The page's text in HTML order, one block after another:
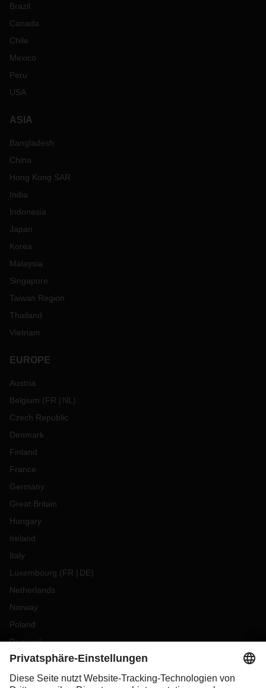
Brazil
Canada
Chile
Mexico
Peru
USA
ASIA
Bangladesh
China
Hong Kong SAR
India
Indonesia
Japan
Korea
Malaysia
Singapore
Taiwan Region
Thailand
Vietnam
EUROPE
Austria
Belgium (FR NL )
Czech Republic
Denmark
Finland
France
Germany
Great Britain
Hungary
Ireland
Italy
Luxembourg (FR DE)
Netherlands
Norway
Poland
Portugal
Romania
Slovakia